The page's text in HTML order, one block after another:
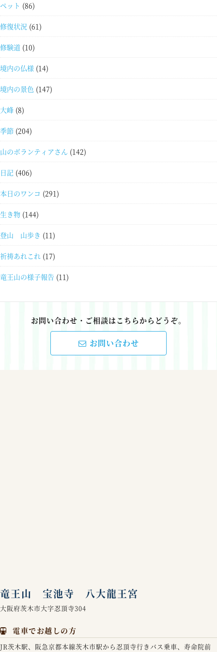
ペット (86)
修復状況 (61)
修験道 (10)
境内の仏様 (14)
境内の景色 (147)
大峰 (8)
季節 (204)
山のボランティアさん (142)
日記 (406)
本日のワンコ (291)
生き物 (144)
登山 山歩き (11)
祈祷あれこれ (17)
竜王山の様子報告 (11)
お問い合わせ・ご相談はこちらからどうぞ。
お問い合わせ
竜王山 宝池寺 八大龍王宮
大阪府茨木市大字忍頂寺304
電車でお越しの方
JR茨木駅、阪急京都本線茨木市駅から忍頂寺行きバス乗車、寿命院前